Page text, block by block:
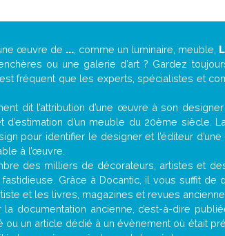
œuvre de ..., comme un luminaire, meuble,
ou une galerie d’art ? Gardez
fréquent que les experts, spécialistes et
dit l’attribution d’une œuvre à son
d’estimation d’un meuble du 20ème
pour identifier le designer et l’éditeur
à l’œuvre.
des milliers de décorateurs, artistes et
Grâce à Docantic, il vous suffit
et les livres, magazines et revues
documentation ancienne, c’est-à-dire
ou un article dédié à un évènement où était